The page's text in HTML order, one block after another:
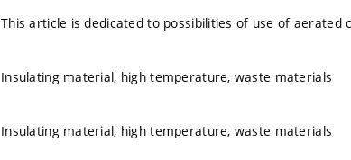
This article is dedicated to possibilities of use of
Insulating material, high temperature, waste materials
Insulating material, high temperature, waste materials